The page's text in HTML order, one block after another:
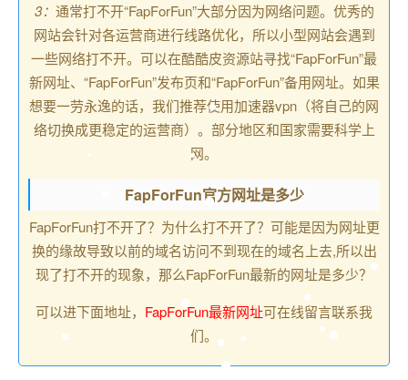
3： 通常打不开“FapForFun”大部分因为网络问题。优秀的
网站会针对各运营商进行线路优化，所以小型网站会遇到
一些网络打不开。可以在酷酷皮资源站寻找“FapForFun”最
新网址、“FapForFun”发布页和“FapForFun”备用网址。如果
想要一劳永逸的话，我们推荐使用加速器vpn（将自己的网
络切换成更稳定的运营商）。部分地区和国家需要科学上
网。
FapForFun官方网址是多少
FapForFun打不开了？为什么打不开了？可能是因为网址更
换的缘故导致以前的域名访问不到现在的域名上去,所以出
现了打不开的现象，那么FapForFun最新的网址是多少？
可以进下面地址， FapForFun最新网址可在线留言联系我
们。